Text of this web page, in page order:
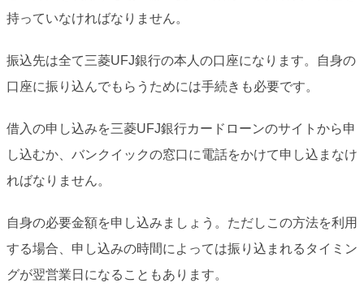
持っていなければなりません。
振込先は全て三菱UFJ銀行の本人の口座になります。自身の
口座に振り込んでもらうためには手続きも必要です。
借入の申し込みを三菱UFJ銀行カードローンのサイトから申
し込むか、バンクイックの窓口に電話をかけて申し込まなけ
ればなりません。
自身の必要金額を申し込みましょう。ただしこの方法を利用
する場合、申し込みの時間によっては振り込まれるタイミン
グが翌営業日になることもあります。